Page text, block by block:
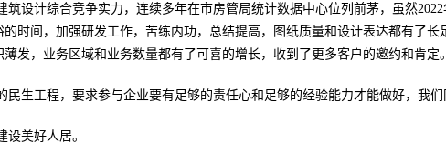
筑设计综合竞争实力，连续多年在市房管局统计数据中心位列前茅，虽然
时间，加强研发工作，苦练内功，总结提高，图纸质量和设计表达都有了
薄发，业务区域和业务数量都有了可喜的增长，收到了更多客户的邀约和肯定
民生工程，要求参与企业要有足够的责任心和足够的经验能力才能做好，我
美好人居。